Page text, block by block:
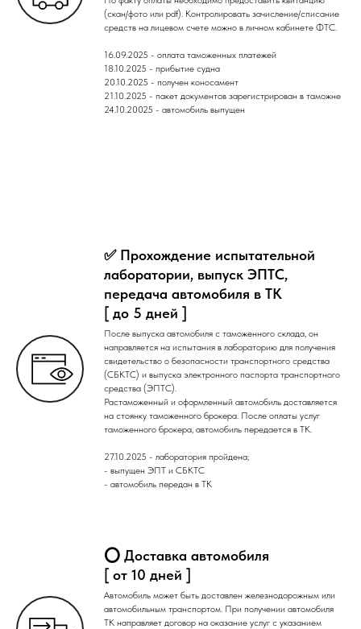
(скан/фото или pdf). Контролировать зачисление/списание
средств на лицевом счете можно в личном кабинете ФТС.
16.09.2025 - оплата таможенных платежей
18.10.2025 - прибытие судна
20.10.2025 - получен коносамент
21.10.2025 - пакет документов зарегистрирован в таможне
24.10.20025 - автомобиль выпущен
✅ Прохождение испытательной
лаборатории, выпуск ЭПТС,
передача автомобиля в ТК
[ до 5 дней ]
После выпуска автомобиля с таможенного склада, он
направляется на испытания в лабораторию для получения
свидетельство о безопасности транспортного средства
(СБКТС) и выпуска электронного паспорта транспортного
средства (ЭПТС).
Растаможенный и оформленный автомобиль доставляется
на стоянку таможенного брокера. После оплаты услуг
таможенного брокера, автомобиль передается в ТК.
27.10.2025 - лаборатория пройдена;
- выпущен ЭПТ и СБКТС
- автомобиль передан в ТК
⭕ Доставка автомобиля
[ от 10 дней ]
Автомобиль может быть доставлен железнодорожным или
автомобильным транспортом. При получении автомобиля
ТК направляет договор на оказание услуг с указанием